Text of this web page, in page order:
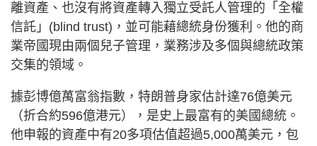
離資產、也沒有將資產轉入獨立受託人管理的「全權
信託」(blind trust)，並可能藉總統身份獲利。他的商
業帝國現由兩個兒子管理，業務涉及多個與總統政策
交集的領域。
據彭博億萬富翁指數，特朗普身家估計達76億美元
（折合約596億港元），是史上最富有的美國總統。
他申報的資產中有20多項估值超過5,000萬美元，包